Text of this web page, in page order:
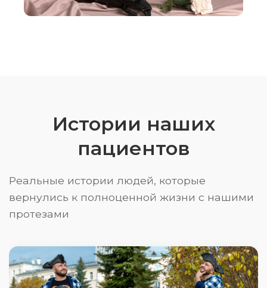
Истории наших
пациентов
Реальные истории людей, которые
вернулись к полноценной жизни с нашими
протезами